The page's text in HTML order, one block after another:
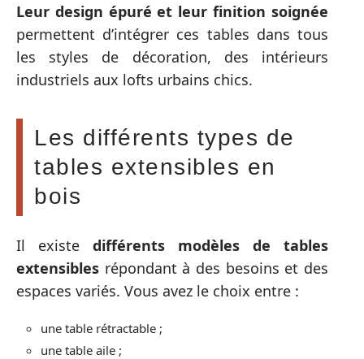
Leur design épuré et leur finition soignée
permettent d’intégrer ces tables dans tous
les styles de décoration, des intérieurs
industriels aux lofts urbains chics.
Les différents types de
tables extensibles en
bois
Il existe différents modèles de tables
extensibles répondant à des besoins et des
espaces variés. Vous avez le choix entre :
une table rétractable ;
une table aile ;